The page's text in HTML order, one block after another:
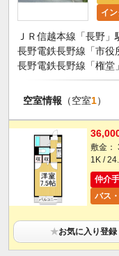
イ
ＪＲ信越本線「長野
長野電鉄長野線「市役
長野電鉄長野線「権堂
空室情報 （空室1）
敷金：
1K /
仲介
バス
★お気に入り登録